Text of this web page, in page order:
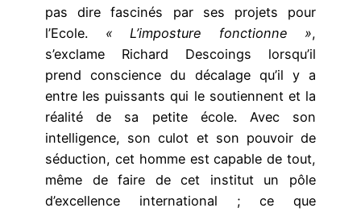
pas dire fascinés par ses projets pour
l’Ecole. « L’imposture fonctionne »,
s’exclame Richard Descoings lorsqu’il
prend conscience du décalage qu’il y a
entre les puissants qui le soutiennent et la
réalité de sa petite école. Avec son
intelligence, son culot et son pouvoir de
séduction, cet homme est capable de tout,
même de faire de cet institut un pôle
d’excellence international ; ce que